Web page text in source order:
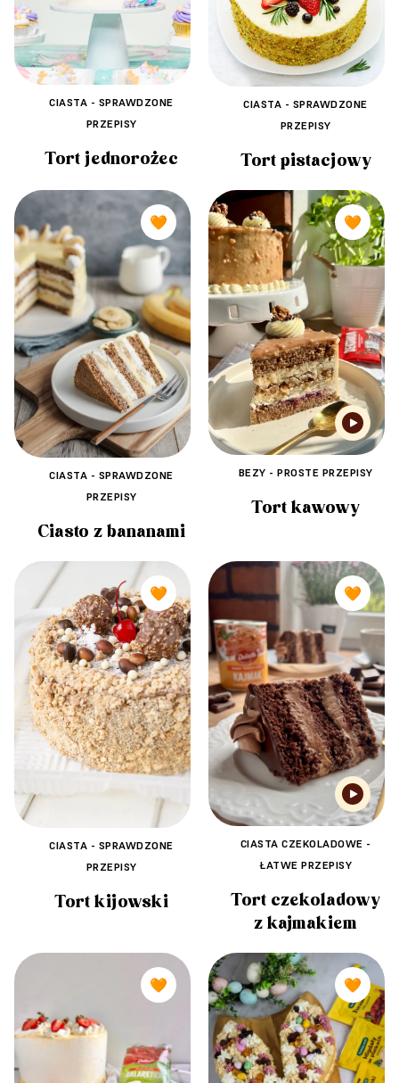
CIASTA - SPRAWDZONE
PRZEPISY
Tort jednorożec
CIASTA - SPRAWDZONE
PRZEPISY
Tort pistacjowy
🧡
CIASTA - SPRAWDZONE
PRZEPISY
Ciasto z bananami
🧡
BEZY - PROSTE PRZEPISY
Tort kawowy
🧡
CIASTA - SPRAWDZONE
PRZEPISY
Tort kijowski
🧡
CIASTA CZEKOLADOWE -
ŁATWE PRZEPISY
Tort czekoladowy
z kajmakiem
🧡 🧡